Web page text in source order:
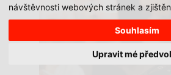
návštěvnosti webových stránek a
Souhlasím
Upravit mé